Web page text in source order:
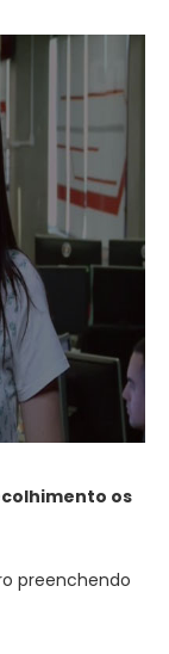
os
preenchendo